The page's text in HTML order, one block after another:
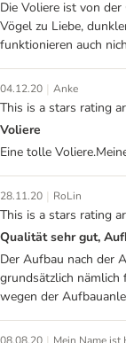
Die Voliere ist von
Vögel zu Liebe,
funktionieren auch
04.12.20 | Anke
This is a stars rating
Voliere
Eine tolle
28.11.20 | RoLin
This is a stars rating
Qualität sehr gut,
Der Aufbau nach der
grundsätzlich nämlich
wegen der